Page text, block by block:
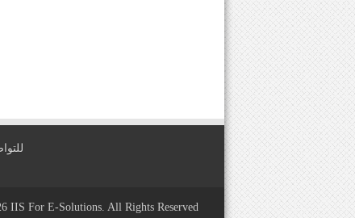
للتواصل
IIS For E-Solutions. All Rights Reserved